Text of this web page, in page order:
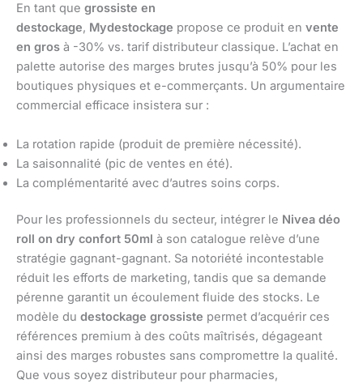
En tant que grossiste en
destockage, Mydestockage propose ce produit en vente
en gros à -30% vs. tarif distributeur classique. L’achat en
palette autorise des marges brutes jusqu’à 50% pour les
boutiques physiques et e-commerçants. Un argumentaire
commercial efficace insistera sur :
La rotation rapide (produit de première nécessité).
La saisonnalité (pic de ventes en été).
La complémentarité avec d’autres soins corps.
Pour les professionnels du secteur, intégrer le Nivea déo
roll on dry confort 50ml à son catalogue relève d’une
stratégie gagnant-gagnant. Sa notoriété incontestable
réduit les efforts de marketing, tandis que sa demande
pérenne garantit un écoulement fluide des stocks. Le
modèle du destockage grossiste permet d’acquérir ces
références premium à des coûts maîtrisés, dégageant
ainsi des marges robustes sans compromettre la qualité.
Que vous soyez distributeur pour pharmacies,